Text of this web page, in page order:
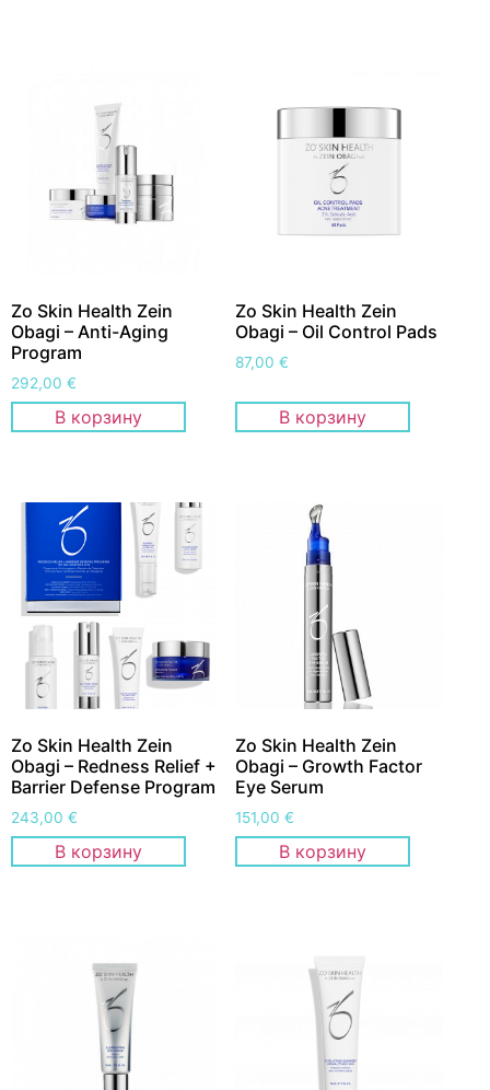
Zo Skin Health Zein
Obagi – Anti-Aging
Program
292,00 €
В корзину
Zo Skin Health Zein
Obagi – Oil Control Pads
87,00€
В корзину
Zo Skin Health Zein
Obagi – Redness Relief +
Barrier Defense Program
243,00 €
В корзину
Zo Skin Health Zein
Obagi – Growth Factor
Eye Serum
151,00€
В корзину